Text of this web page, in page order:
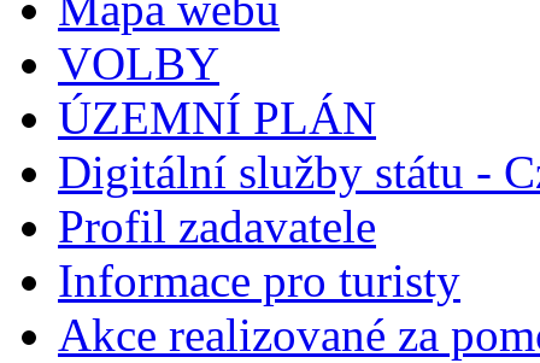
VOLBY
ÚZEMNÍ PLÁN
Digitální služby státu -
Profil zadavatele
Informace pro turisty
Akce realizované za